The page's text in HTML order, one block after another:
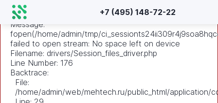
A PHP Error was encountered
Severity: Warning
Message:
fopen(/home/admin/tmp/
failed to open stream: No space left on device
Filename: drivers/Session_files_driver.php
Line Number: 176
Backtrace:
File:
/home/admin/web/mehtech.ru/public_html/application/
+7 (495) 148-72-22